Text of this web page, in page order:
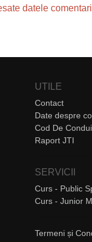
datele
UTILE
Contact
Date despre
Cod De
Raport JTI
SERVICII
Curs - Public
Curs - Junior
Termeni și